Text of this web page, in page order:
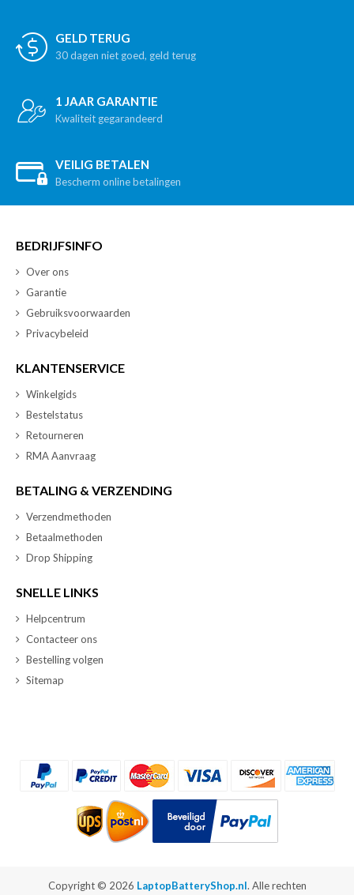
GELD TERUG
30 dagen niet goed, geld terug
1 JAAR GARANTIE
Kwaliteit gegarandeerd
VEILIG BETALEN
Bescherm online betalingen
BEDRIJFSINFO
Over ons
Garantie
Gebruiksvoorwaarden
Privacybeleid
KLANTENSERVICE
Winkelgids
Bestelstatus
Retourneren
RMA Aanvraag
BETALING & VERZENDING
Verzendmethoden
Betaalmethoden
Drop Shipping
SNELLE LINKS
Helpcentrum
Contacteer ons
Bestelling volgen
Sitemap
Copyright © 2026 LaptopBatteryShop.nl. Alle rechten